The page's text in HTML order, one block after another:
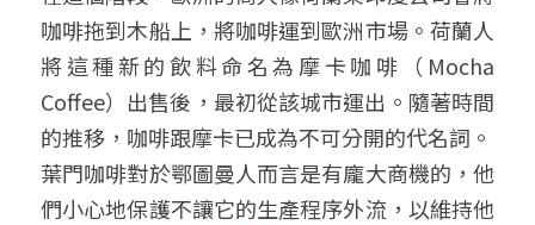
咖啡拖到木船上，將咖啡運到歐洲市場。荷蘭人
將這種新的飲料命名為摩卡咖啡（Mocha
Coffee）出售後，最初從該城市運出。隨著時間
的推移，咖啡跟摩卡已成為不可分開的代名詞。
葉門咖啡對於鄂圖曼人而言是有龐大商機的，他
們小心地保護不讓它的生產程序外流，以維持他